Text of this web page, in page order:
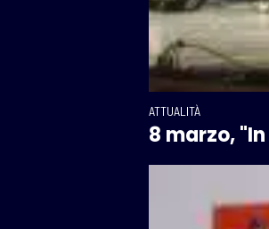
ATTUALITÀ
8 marzo,